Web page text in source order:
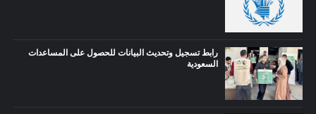
رابط تسجيل وتحديث البيانات للحصول على المساعدات
السعودية